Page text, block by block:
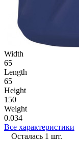
Width
65
Length
65
Height
150
Weight
0.034
Все характеристики
Осталась 1 шт.